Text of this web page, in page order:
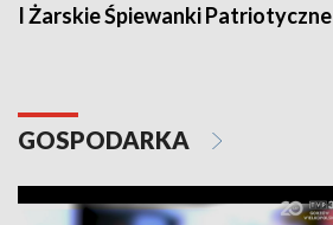
I Żarskie Śpiewanki Patriotyczne
GOSPODARKA